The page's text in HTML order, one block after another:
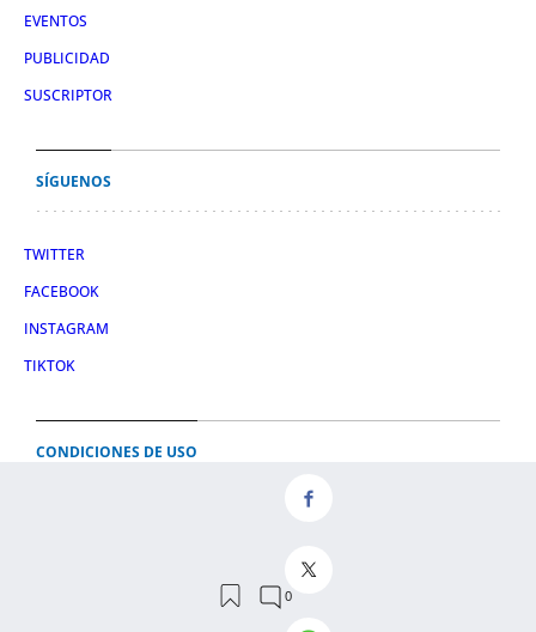
EVENTOS
PUBLICIDAD
SUSCRIPTOR
SÍGUENOS
TWITTER
FACEBOOK
INSTAGRAM
TIKTOK
CONDICIONES DE USO